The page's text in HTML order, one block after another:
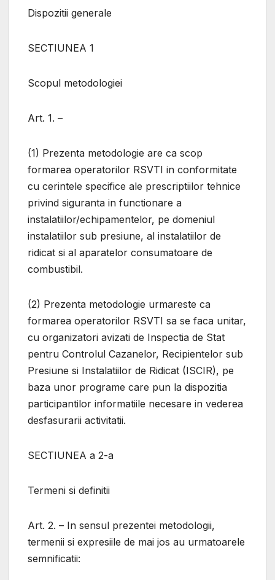
Dispozitii generale
SECTIUNEA 1
Scopul metodologiei
Art. 1. –
(1) Prezenta metodologie are ca scop
formarea operatorilor RSVTI in conformitate
cu cerintele specifice ale prescriptiilor tehnice
privind siguranta in functionare a
instalatiilor/echipamentelor, pe domeniul
instalatiilor sub presiune, al instalatiilor de
ridicat si al aparatelor consumatoare de
combustibil.
(2) Prezenta metodologie urmareste ca
formarea operatorilor RSVTI sa se faca unitar,
cu organizatori avizati de Inspectia de Stat
pentru Controlul Cazanelor, Recipientelor sub
Presiune si Instalatiilor de Ridicat (ISCIR), pe
baza unor programe care pun la dispozitia
participantilor informatiile necesare in vederea
desfasurarii activitatii.
SECTIUNEA a 2-a
Termeni si definitii
Art. 2. – In sensul prezentei metodologii,
termenii si expresiile de mai jos au urmatoarele
semnificatii: